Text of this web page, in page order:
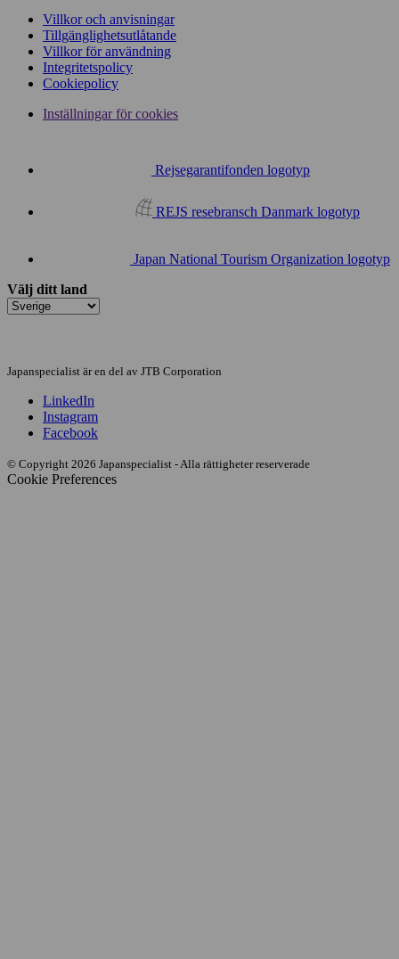
Villkor och anvisningar
Tillgänglighetsutlåtande
Villkor för användning
Integritetspolicy
Cookiepolicy
Inställningar för cookies
Rejsegarantifonden logotyp
REJS resebransch Danmark logotyp
Japan National Tourism Organization logotyp
Välj ditt land
Japanspecialist är en del av JTB Corporation
LinkedIn
Instagram
Facebook
© Copyright 2026 Japanspecialist - Alla rättigheter reserverade
Cookie Preferences